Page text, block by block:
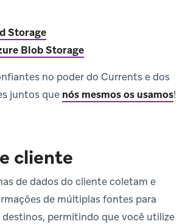
Storage
Blob Storage
no poder do Currents e dos
juntos que nós mesmos os usamos!
cliente
de dados do cliente coletam e
de múltiplas fontes para
permitindo que você utilize